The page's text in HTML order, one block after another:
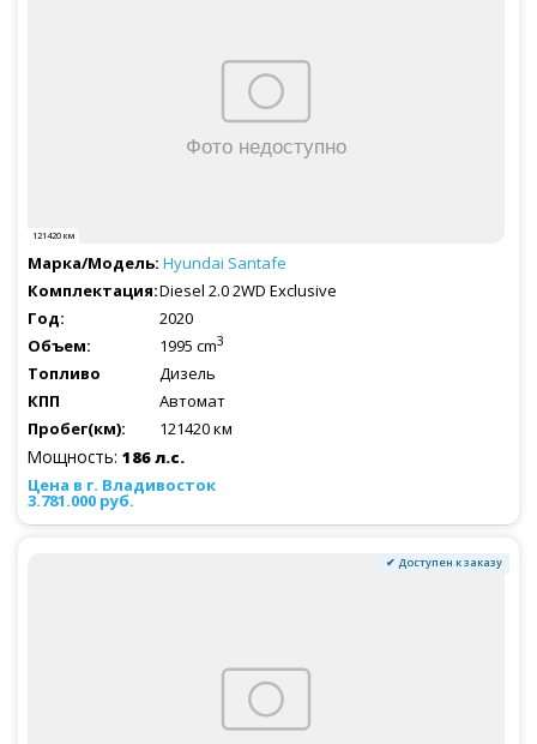
121420 км
Hyundai Santafe
Diesel 2.0 2WD Exclusive
2020
1995 cm3
Дизель
Автомат
121420 км
Мощность: 186 л.с.
3.781.000 руб.
✔ Доступен к заказу